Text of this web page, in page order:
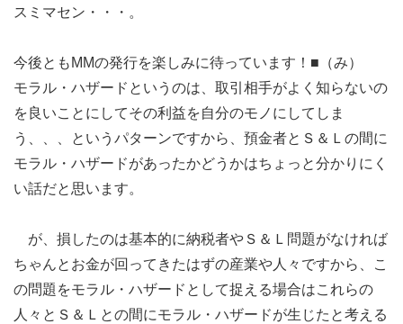
スミマセン・・・。
今後ともMMの発行を楽しみに待っています！■（み）
モラル・ハザードというのは、取引相手がよく知らないの
を良いことにしてその利益を自分のモノにしてしま
う、、、というパターンですから、預金者とＳ＆Ｌの間に
モラル・ハザードがあったかどうかはちょっと分かりにく
い話だと思います。
が、損したのは基本的に納税者やＳ＆Ｌ問題がなければ
ちゃんとお金が回ってきたはずの産業や人々ですから、こ
の問題をモラル・ハザードとして捉える場合はこれらの
人々とＳ＆Ｌとの間にモラル・ハザードが生じたと考える